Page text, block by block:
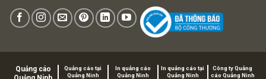
Quảng cáo
Quảng cáo tại
Quảng Ninh
In quảng cáo
Quảng Ninh
In quảng cáo tại
Quảng Ninh
Công ty Quảng
cáo Quảng Ninh